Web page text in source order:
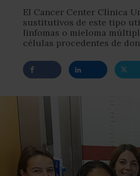
El Cancer Center Clínica
sustitutivos de este tipo
linfomas o mieloma
células procedentes de